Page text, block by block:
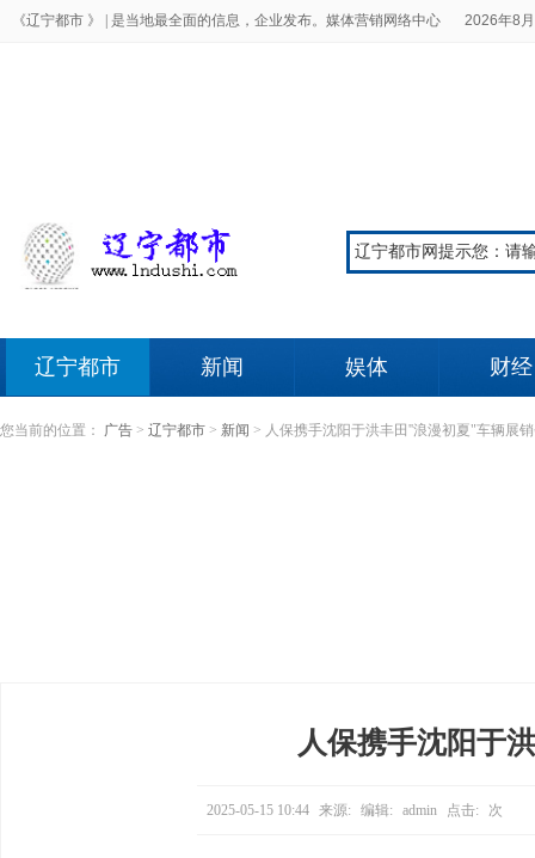
《辽宁都市 》 | 是当地最全面的信息，企业发布。媒体营销网络中心 2026年8
辽宁都市 新闻 娱体 财经
您当前的位置： 广告 > 辽宁都市 > 新闻 > 人保携手沈阳于洪丰田''浪漫初夏"车辆展
人保携手沈阳于
2025-05-15 10:44 来源: 编辑: admin 点击: 次